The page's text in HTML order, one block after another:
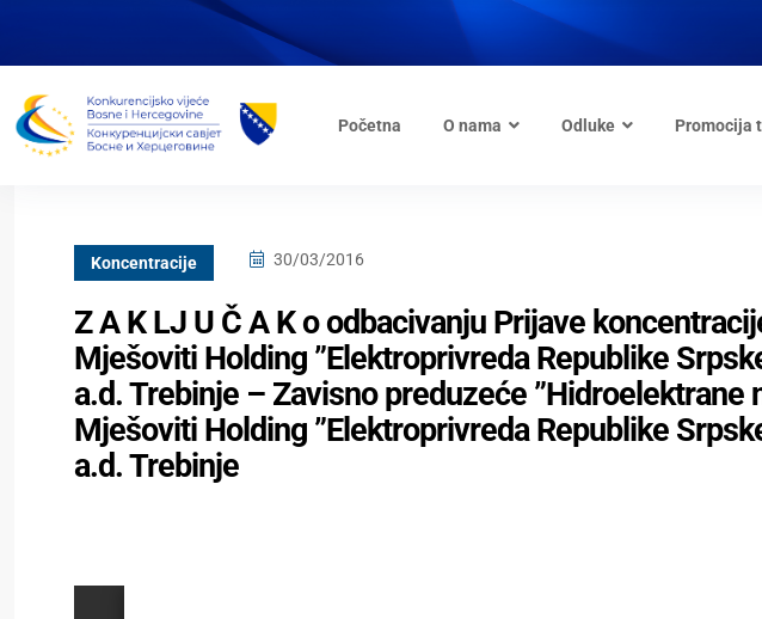
Početna O nama Odluke Promocija
Koncentracije 30/03/2016
Z A K LJ U Č A K o odbacivanju Prijave
Mješoviti Holding ”Elektroprivreda Republike
a.d. Trebinje – Zavisno preduzeće ”Hidroelektrane
Mješoviti Holding ”Elektroprivreda Republike
a.d. Trebinje